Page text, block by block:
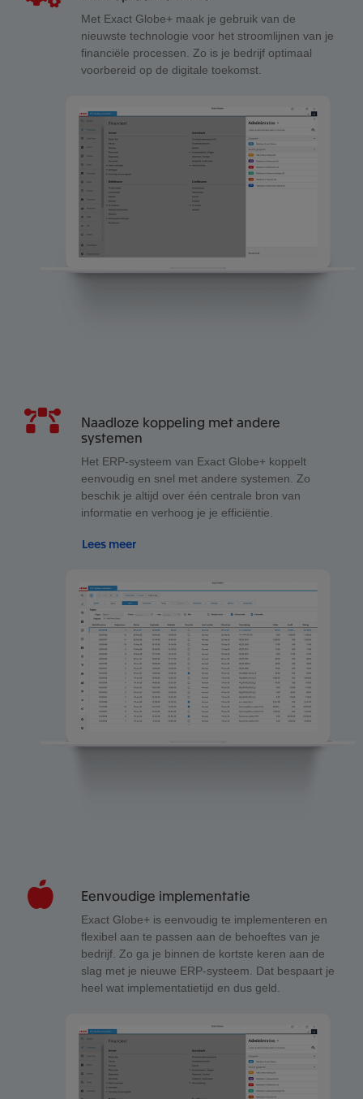
Met Exact Globe+ maak je gebruik van de
nieuwste technologie voor het stroomlijnen van je
financiële processen. Zo is je bedrijf optimaal
voorbereid op de digitale toekomst.
Naadloze koppeling met andere
systemen
Het ERP-systeem van Exact Globe+ koppelt
eenvoudig en snel met andere systemen. Zo
beschik je altijd over één centrale bron van
informatie en verhoog je je efficiëntie.
Lees meer
Eenvoudige implementatie
Exact Globe+ is eenvoudig te implementeren en
flexibel aan te passen aan de behoeftes van je
bedrijf. Zo ga je binnen de kortste keren aan de
slag met je nieuwe ERP-systeem. Dat bespaart je
heel wat implementatietijd en dus geld.